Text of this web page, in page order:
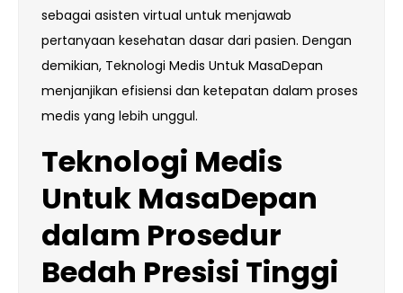
sebagai asisten virtual untuk menjawab
pertanyaan kesehatan dasar dari pasien. Dengan
demikian, Teknologi Medis Untuk MasaDepan
menjanjikan efisiensi dan ketepatan dalam proses
medis yang lebih unggul.
Teknologi Medis
Untuk MasaDepan
dalam Prosedur
Bedah Presisi Tinggi